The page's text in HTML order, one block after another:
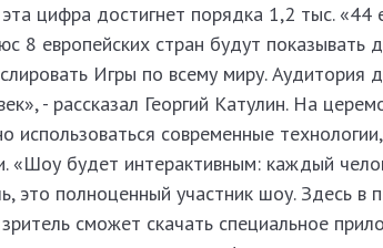
цифра достигнет порядка 1,2 тыс. «44
8 европейских стран будут показывать
Игры по всему миру. Аудитория
- рассказал Георгий Катулин. На
использоваться современные
«Шоу будет интерактивным: каждый
это полноценный участник шоу. Здесь в
сможет скачать специальное